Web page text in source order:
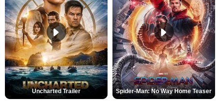
Uncharted Trailer Spider-Man: No Way Home Teaser